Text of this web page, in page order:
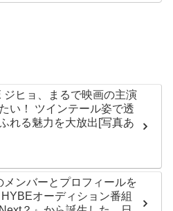
ジヒョ、まるで映画の主演
い！ ツインテール姿で透
れる魅力を大放出[写真あ
メンバーとプロフィールを
オーディション番組